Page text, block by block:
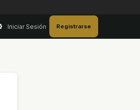
Iniciar Sesión Registrarse